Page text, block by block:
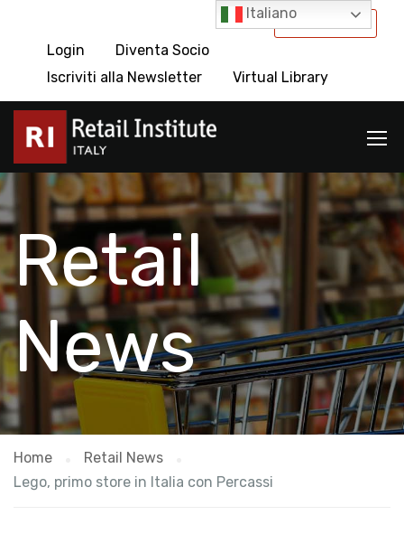
International
Login
Diventa Socio
Iscriviti alla Newsletter
Virtual Library
Retail
News
Home
Retail News
Lego, primo store in Italia con Percassi
Italiano